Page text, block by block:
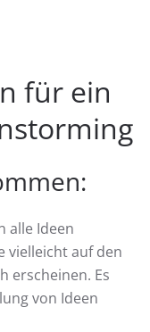
für ein
alle Ideen
vielleicht auf den
erscheinen. Es
von Ideen